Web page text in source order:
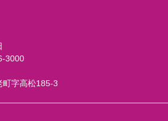
町字高松185-3